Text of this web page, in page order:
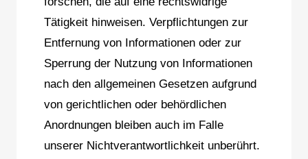
Tätigkeit hinweisen. Verpflichtungen zur
Entfernung von Informationen oder zur
Sperrung der Nutzung von Informationen
nach den allgemeinen Gesetzen aufgrund
von gerichtlichen oder behördlichen
Anordnungen bleiben auch im Falle
unserer Nichtverantwortlichkeit unberührt.